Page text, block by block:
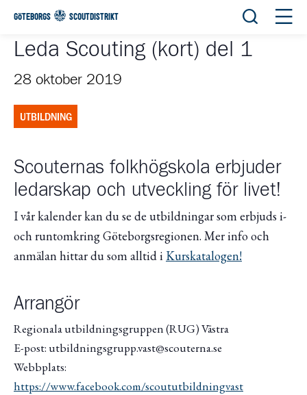
GÖTEBORGS SCOUTDISTRIKT Öppna
Leda Scouting (kort) del 1
28 oktober 2019
UTBILDNING
Scouternas folkhögskola erbjuder
ledarskap och utveckling för livet!
I vår kalender kan du se de utbildningar som erbjuds i-
och runtomkring Göteborgsregionen. Mer info och
anmälan hittar du som alltid i Kurskatalogen!
Arrangör
Regionala utbildningsgruppen (RUG) Västra
E-post: utbildningsgrupp.vast@scouterna.se
Webbplats:
https://www.facebook.com/scoututbildningvast